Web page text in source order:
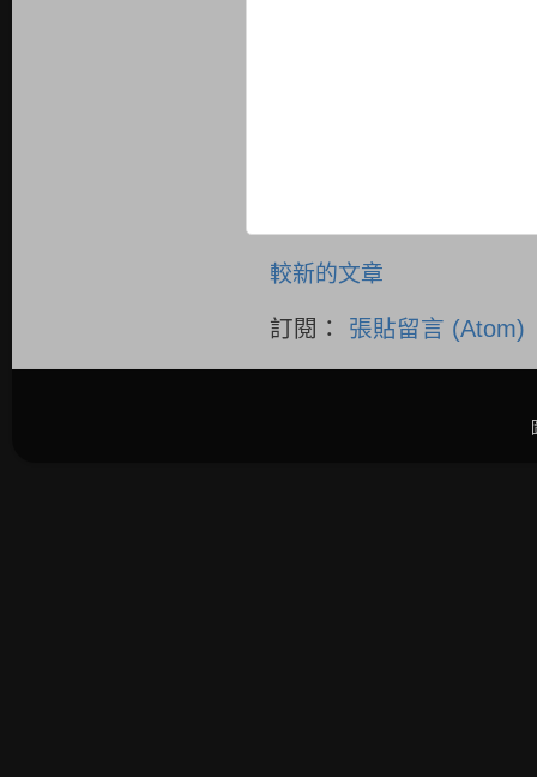
較新的文章
訂閱： 張貼留言 (Atom)